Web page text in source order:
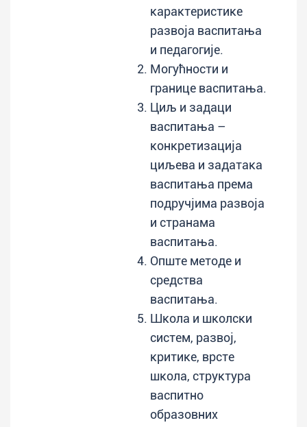
карактеристике
развоја васпитања
и педагогије.
Могућности и
границе васпитања.
Циљ и задаци
васпитања –
конкретизација
циљева и задатака
васпитања према
подручјима развоја
и странама
васпитања.
Опште методе и
средства
васпитања.
Школа и школски
систем, развој,
критике, врсте
школа, структура
васпитно
образовних